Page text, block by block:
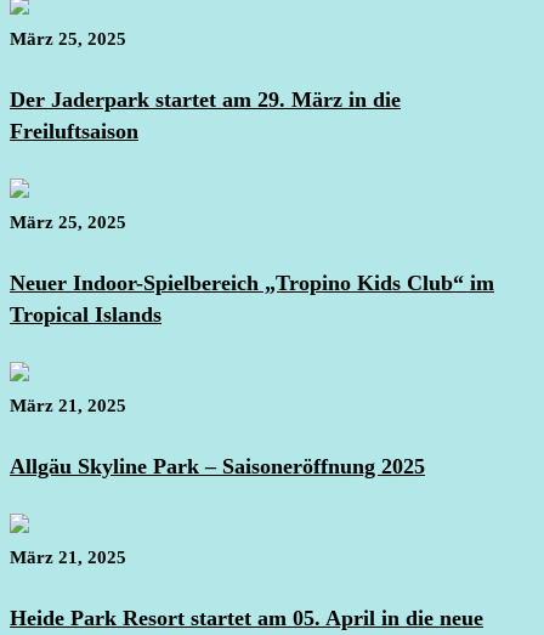
März 25, 2025
Der Jaderpark startet am 29. März in die
Freiluftsaison
März 25, 2025
Neuer Indoor-Spielbereich „Tropino Kids Club“ im
Tropical Islands
März 21, 2025
Allgäu Skyline Park – Saisoneröffnung 2025
März 21, 2025
Heide Park Resort startet am 05. April in die neue